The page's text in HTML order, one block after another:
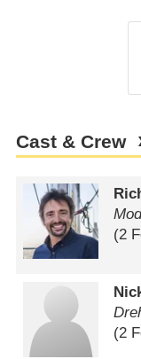
Cast & Crew
(2
(2